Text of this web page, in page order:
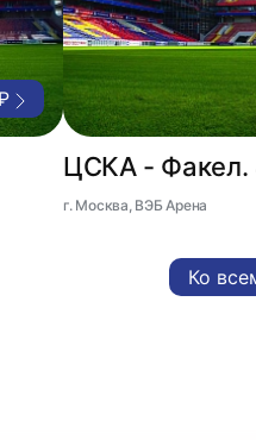
ЦСКА - Факел.
г. Москва, ВЭБ Арена
Ко